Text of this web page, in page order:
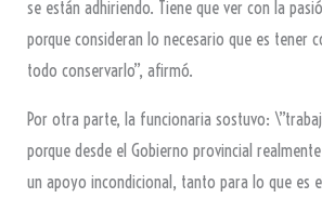
se están adhiriendo. Tiene que ver con la
porque consideran lo necesario que es tener
todo conservarlo”, afirmó.
Por otra parte, la funcionaria sostuvo:
porque desde el Gobierno provincial
un apoyo incondicional, tanto para lo que es